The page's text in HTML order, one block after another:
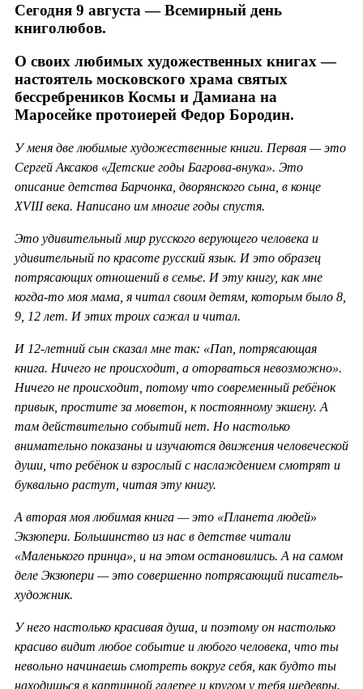
Сегодня 9 августа — Всемирный день
книголюбов.
О своих любимых художественных книгах —
настоятель московского храма святых
бессребреников Космы и Дамиана на
Маросейке протоиерей Федор Бородин.
У меня две любимые художественные книги. Первая — это
Сергей Аксаков «Детские годы Багрова-внука». Это
описание детства Барчонка, дворянского сына, в конце
XVIII века. Написано им многие годы спустя.
Это удивительный мир русского верующего человека и
удивительный по красоте русский язык. И это образец
потрясающих отношений в семье. И эту книгу, как мне
когда-то моя мама, я читал своим детям, которым было 8,
9, 12 лет. И этих троих сажал и читал.
И 12-летний сын сказал мне так: «Пап, потрясающая
книга. Ничего не происходит, а оторваться невозможно».
Ничего не происходит, потому что современный ребёнок
привык, простите за моветон, к постоянному экшену. А
там действительно событий нет. Но настолько
внимательно показаны и изучаются движения человеческой
души, что ребёнок и взрослый с наслаждением смотрят и
буквально растут, читая эту книгу.
А вторая моя любимая книга — это «Планета людей»
Экзюпери. Большинство из нас в детстве читали
«Маленького принца», и на этом остановились. А на самом
деле Экзюпери — это совершенно потрясающий писатель-
художник.
У него настолько красивая душа, и поэтому он настолько
красиво видит любое событие и любого человека, что ты
невольно начинаешь смотреть вокруг себя, как будто ты
находишься в картинной галерее и кругом у тебя шедевры.